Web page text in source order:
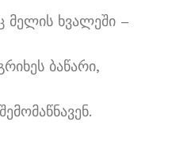
მელის ხვალეში –
ბაწარი,